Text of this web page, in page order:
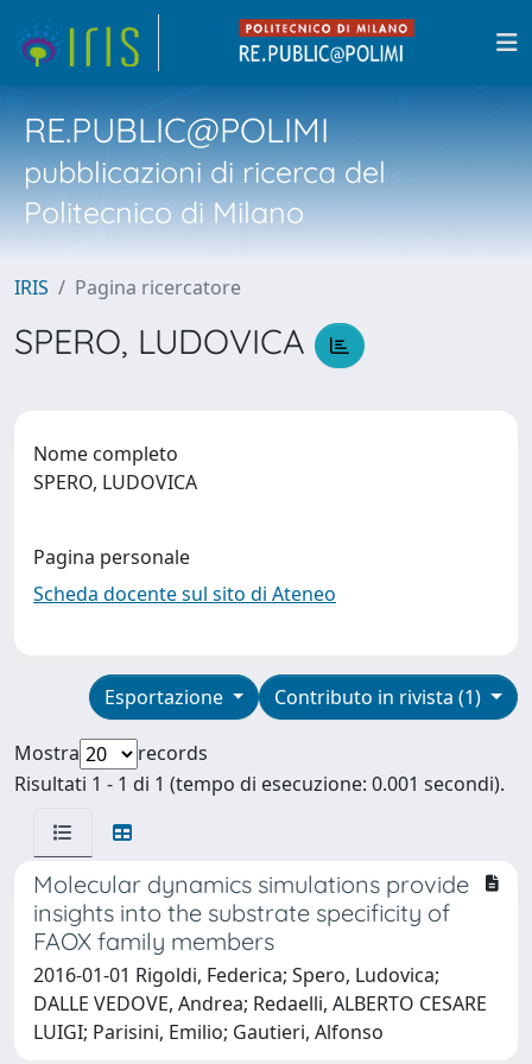
RE.PUBLIC@POLIMI
pubblicazioni di ricerca del
Politecnico di Milano
IRIS Pagina ricercatore
SPERO, LUDOVICA
Nome completo
SPERO, LUDOVICA
Pagina personale
Scheda docente sul sito di Ateneo
Contributo in rivista (1)
Esportazione
Mostra
records
Risultati 1 - 1 di 1 (tempo di esecuzione: 0.001 secondi).
Molecular dynamics simulations provide
insights into the substrate specificity of
FAOX family members
2016-01-01 Rigoldi, Federica; Spero, Ludovica;
DALLE VEDOVE, Andrea; Redaelli, ALBERTO CESARE
LUIGI; Parisini, Emilio; Gautieri, Alfonso